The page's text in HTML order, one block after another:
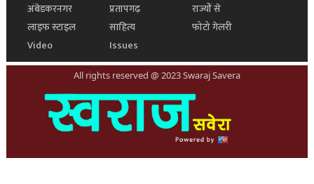
अंबेडकरनगर
प्रतापगढ़
राज्यों से
लाइफ स्टाइल
साहित्य
फोटो गेलरी
Video
Issues
All rights reserved @ 2023 Swaraj Savera